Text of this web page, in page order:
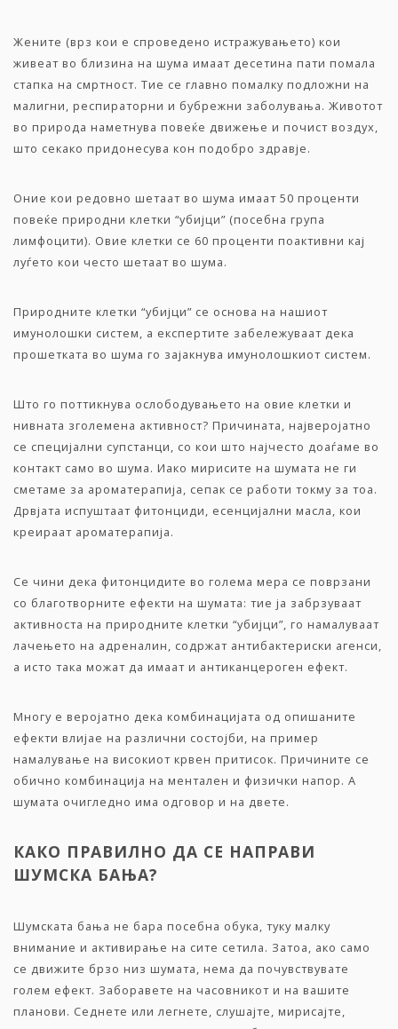
Жените (врз кои е спроведено истражувањето) кои
живеат во близина на шума имаат десетина пати помала
стапка на смртност. Тие се главно помалку подложни на
малигни, респираторни и бубрежни заболувања. Животот
во природа наметнува повеќе движење и почист воздух,
што секако придонесува кон подобро здравје.
Оние кои редовно шетаат во шума имаат 50 проценти
повеќе природни клетки “убијци” (посебна група
лимфоцити). Овие клетки се 60 проценти поактивни кај
луѓето кои често шетаат во шума.
Природните клетки “убијци” се основа на нашиот
имунолошки систем, а експертите забележуваат дека
прошетката во шума го зајакнува имунолошкиот систем.
Што го поттикнува ослободувањето на овие клетки и
нивната зголемена активност? Причината, најверојатно
се специјални супстанци, со кои што најчесто доаѓаме во
контакт само во шума. Иако мирисите на шумата не ги
сметаме за ароматерапија, сепак се работи токму за тоа.
Дрвјата испуштаат фитонциди, есенцијални масла, кои
креираат ароматерапија.
Се чини дека фитонцидите во голема мера се поврзани
со благотворните ефекти на шумата: тие ја забрзуваат
активноста на природните клетки “убијци”, го намалуваат
лачењето на адреналин, содржат антибактериски агенси,
а исто така можат да имаат и антиканцероген ефект.
Многу е веројатно дека комбинацијата од опишаните
ефекти влијае на различни состојби, на пример
намалување на високиот крвен притисок. Причините се
обично комбинација на ментален и физички напор. А
шумата очигледно има одговор и на двете.
КАКО ПРАВИЛНО ДА СЕ НАПРАВИ
ШУМСКА БАЊА?
Шумската бања не бара посебна обука, туку малку
внимание и активирање на сите сетила. Затоа, ако само
се движите брзо низ шумата, нема да почувствувате
голем ефект. Заборавете на часовникот и на вашите
планови. Седнете или легнете, слушајте, мирисајте,